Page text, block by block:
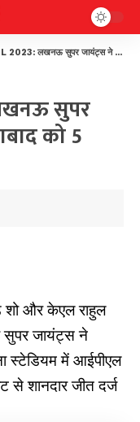
जायंट्स ने सनराइजर्स हैदराबाद को 5 विकेट से हराया
सुपर
को 5
शो और केएल राहुल
सुपर जायंट्स ने
स्टेडियम में आईपीएल
से शानदार जीत दर्ज